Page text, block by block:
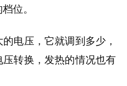
位。
电压，它就调到多少，
转换，发热的情况也有